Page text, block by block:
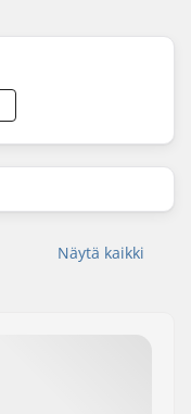
Näytä kaikki